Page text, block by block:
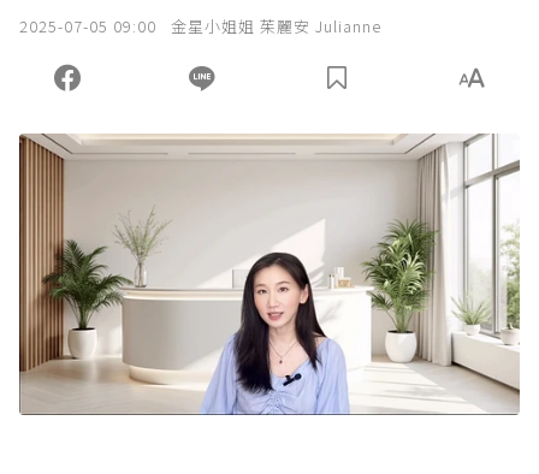
2025-07-05 09:00 金星小姐姐 茱麗安 Julianne